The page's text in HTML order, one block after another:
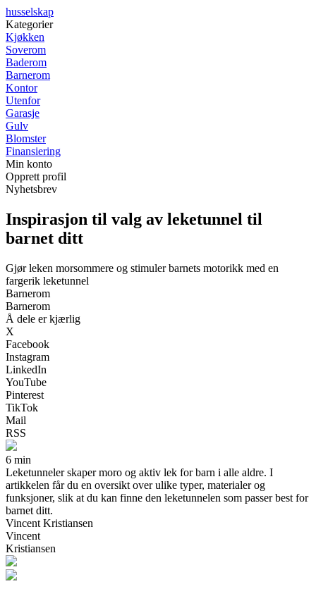
husselskap
Kategorier
Kjøkken
Soverom
Baderom
Barnerom
Kontor
Utenfor
Garasje
Gulv
Blomster
Finansiering
Min konto
Opprett profil
Nyhetsbrev
Inspirasjon til valg av leketunnel til
barnet ditt
Gjør leken morsommere og stimuler barnets motorikk med en
fargerik leketunnel
Barnerom
Barnerom
Å dele er kjærlig
X
Facebook
Instagram
LinkedIn
YouTube
Pinterest
TikTok
Mail
RSS
6 min
Leketunneler skaper moro og aktiv lek for barn i alle aldre. I
artikkelen får du en oversikt over ulike typer, materialer og
funksjoner, slik at du kan finne den leketunnelen som passer best for
barnet ditt.
Vincent Kristiansen
Vincent
Kristiansen